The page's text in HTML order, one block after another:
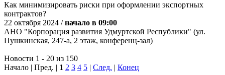
Как минимизировать риски при оформлении экспортных
контрактов?
22 октября 2024 /начало в 09:00
АНО "Корпорация развития Удмуртской Республики" (ул.
Пушкинская, 247-а, 2 этаж, конференц-зал)
Новости 1 - 20 из 150
Начало | Пред. | 1 2 3 4 5 | След. | Конец